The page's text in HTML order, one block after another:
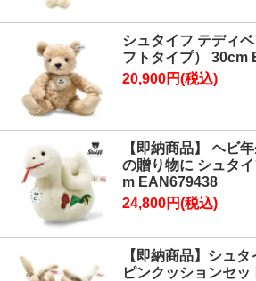
リーナ」のご予約を開始しました。
2月27日：「シュタイフ ウサギのホッピー
開始しました。
2月19日：「シュタイフ ガチョウのギルダ
た。
2月18日：「シュタイフ Tレックスのジョシ
「シュタイフ テディベアのジミ
約を開始しました。
1月31日：「シュタイフ スーパーマン テデ
しました。
1月31日：「シュタイフ バットマン テディ
ました。
1月10日：
「春・夏新作のご予約販売」を
シュタイフ テディ
フトタイプ） 30cm
20,900円(税込)
【即納商品】 ヘビ
の贈り物に シュタ
m EAN679438
24,800円(税込)
【即納商品】シュ
ピンクッションセ